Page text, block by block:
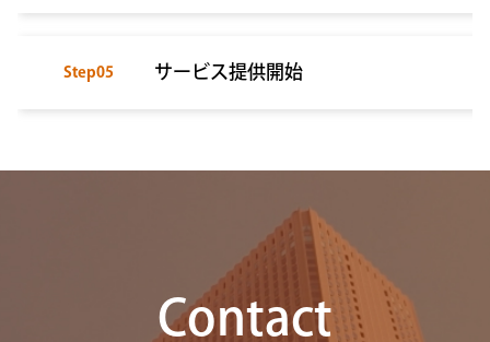
Step05 サービス提供開始
Contact